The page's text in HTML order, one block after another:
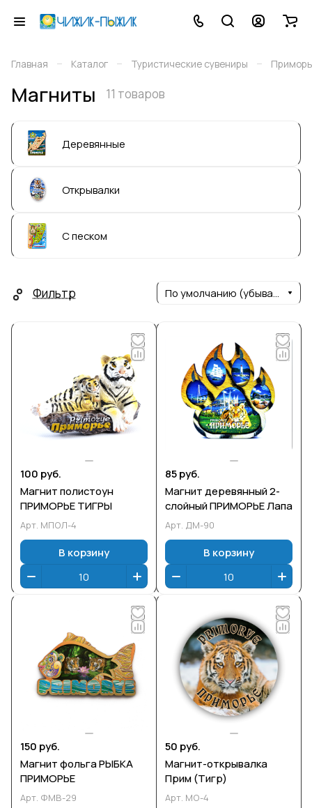
Главная – Каталог – Туристические сувениры –
Магниты 11 товаров
Деревянные
Открывалки
С песком
Фильтр По умолчанию (убывание)
100 руб.
Магнит полистоун
ПРИМОРЬЕ ТИГРЫ
Арт. МПОЛ-4
В корзину
85 руб.
Магнит деревянный 2-
слойный ПРИМОРЬЕ Лапа
Арт. ДМ-90
В корзину
150 руб.
Магнит фольга РЫБКА
ПРИМОРЬЕ
Арт. ФМВ-29
50 руб.
Магнит-открывалка
Прим (Тигр)
Арт. МО-4